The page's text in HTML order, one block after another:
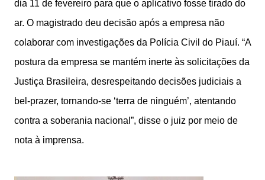
dia 11 de fevereiro para que o aplicativo fosse tirado do
ar. O magistrado deu decisão após a empresa não
colaborar com investigações da Polícia Civil do Piauí. “A
postura da empresa se mantém inerte às solicitações da
Justiça Brasileira, desrespeitando decisões judiciais a
bel-prazer, tornando-se ‘terra de ninguém’, atentando
contra a soberania nacional”, disse o juiz por meio de
nota à imprensa.